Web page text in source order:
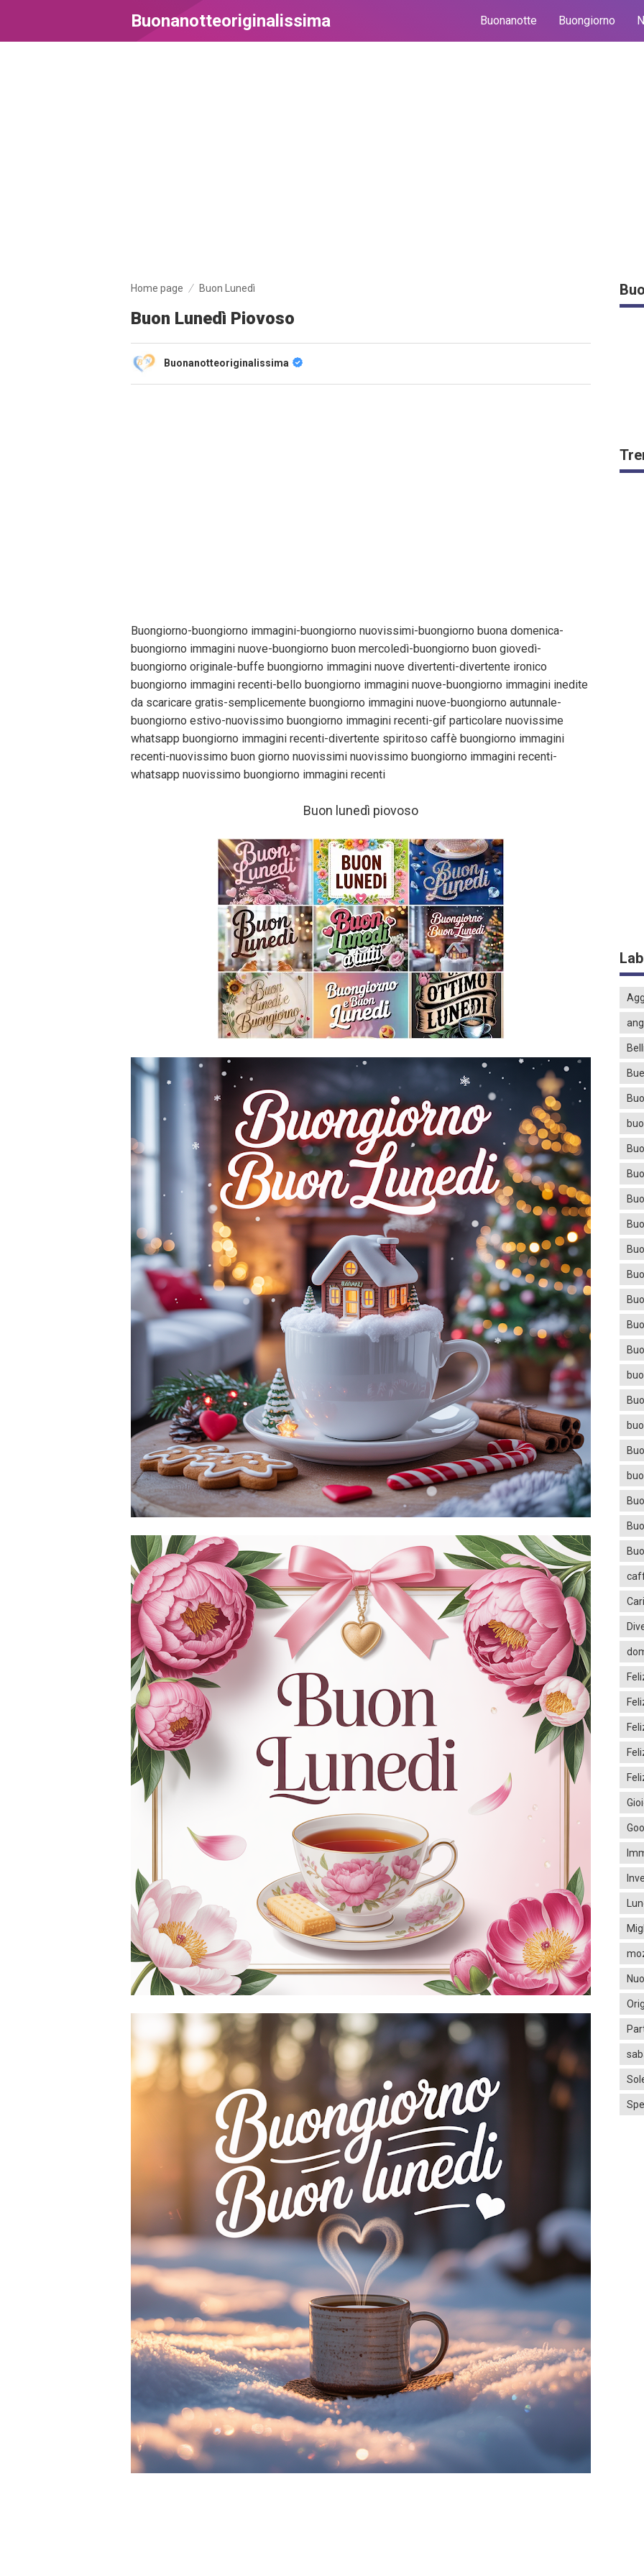
Buonanotteoriginalissima Buonanotte Buongiorno
Home page Buon Lunedì
Buon Lunedì Piovoso
Buonanotteoriginalissima
Buongiorno-buongiorno immagini-buongiorno nuovissimi-buongiorno buona domenica-
buongiorno immagini nuove-buongiorno buon mercoledì-buongiorno buon giovedì-
buongiorno originale-buffe buongiorno immagini nuove divertenti-divertente ironico
buongiorno immagini recenti-bello buongiorno immagini nuove-buongiorno immagini inedite
da scaricare gratis-semplicemente buongiorno immagini nuove-buongiorno autunnale-
buongiorno estivo-nuovissimo buongiorno immagini recenti-gif particolare nuovissime
whatsapp buongiorno immagini recenti-divertente spiritoso caffè buongiorno immagini
recenti-nuovissimo buon giorno nuovissimi nuovissimo buongiorno immagini recenti-
whatsapp nuovissimo buongiorno immagini recenti
Buon lunedì piovoso